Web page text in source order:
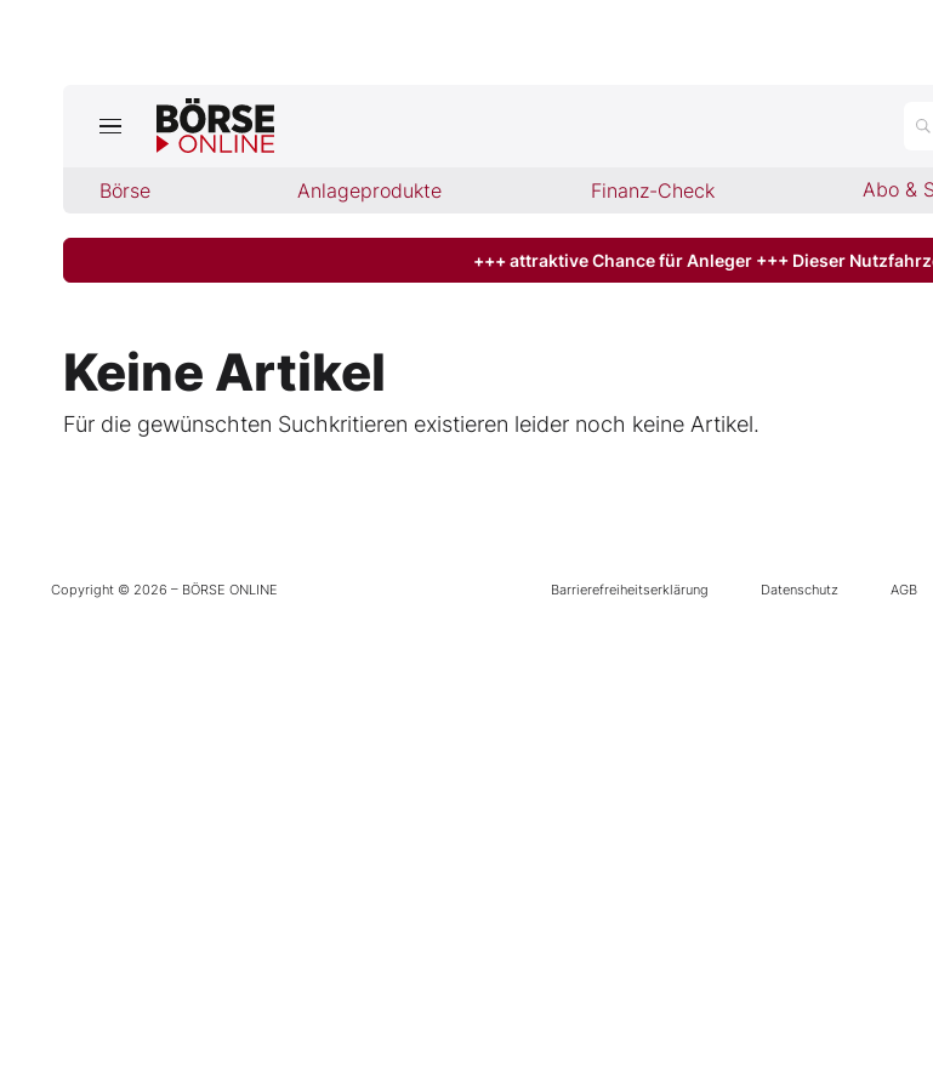
Börse Anlageprodukte Finanz-Check Abo &
Jetzt aktuelle Ausgabe BÖRSE ONLINE lesen
Finanz-Check
Experten
+++ attraktive Chance für Anleger +++ Dieser
Keine Artikel
Für die gewünschten Suchkritieren existieren leider noch keine Artikel.
Copyright © 2026 – BÖRSE ONLINE Barrierefreiheitserklärung Datenschutz AGB